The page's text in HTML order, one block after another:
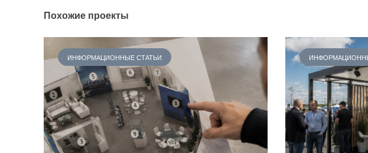
Похожие проекты
ИНФОРМАЦИОННЫЕ СТАТЬИ